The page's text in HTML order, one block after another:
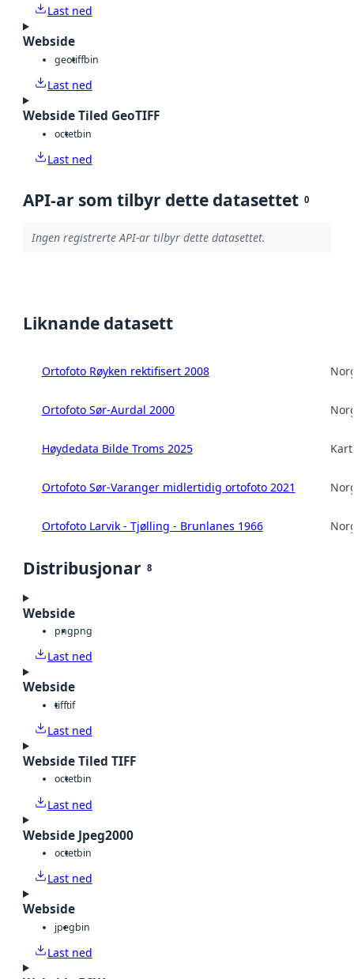
Last ned
Webside
geotiffbin
Last ned
Webside Tiled GeoTIFF
octetbin
Last ned
API-ar som tilbyr dette datasettet 0
Ingen registrerte API-ar tilbyr dette datasettet.
Liknande datasett
Ortofoto Røyken rektifisert 2008
Ortofoto Sør-Aurdal 2000
Høydedata Bilde Troms 2025
Ortofoto Sør-Varanger midlertidig ortofoto 2021
Ortofoto Larvik - Tjølling - Brunlanes 1966
Distribusjonar 8
Webside
pngpng
Last ned
Webside
tifftif
Last ned
Webside Tiled TIFF
octetbin
Last ned
Webside Jpeg2000
octetbin
Last ned
Webside
jpegbin
Last ned